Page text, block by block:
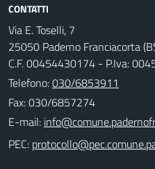
CONTATTI
Via E. Toselli, 7
25050 Paderno Franciacorta
C.F. 00454430174 - P.Iva:
Telefono:030/6853911
Fax: 030/6857274
E-mail:
PEC: